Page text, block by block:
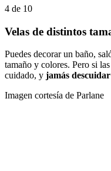
4 de 10
Velas de distintos
Puedes decorar un baño,
tamaño y colores. Pero si
cuidado, y jamás
Imagen cortesía de Parlane